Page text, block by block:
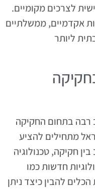
לצרכים מקומיים.
אקדמיים, ממשלתיים
ליותר
רבה בתחום החקיקה
מתחילים להציע
חקיקה, טכנולוגיה
חדשות כמו
להבין כיצד ניתן